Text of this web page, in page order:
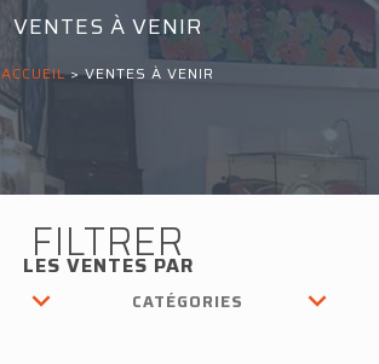
VENTES À VENIR
ACCUEIL>VENTES À VENIR
FILTRER
LES VENTES PAR
CATÉGORIES